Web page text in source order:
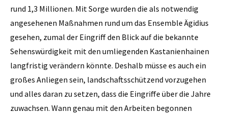
rund 1,3 Millionen. Mit Sorge wurden die als notwendig
angesehenen Maßnahmen rund um das Ensemble Ägidius
gesehen, zumal der Eingriff den Blick auf die bekannte
Sehenswürdigkeit mit den umliegenden Kastanienhainen
langfristig verändern könnte. Deshalb müsse es auch ein
großes Anliegen sein, landschaftsschützend vorzugehen
und alles daran zu setzen, dass die Eingriffe über die Jahre
zuwachsen. Wann genau mit den Arbeiten begonnen